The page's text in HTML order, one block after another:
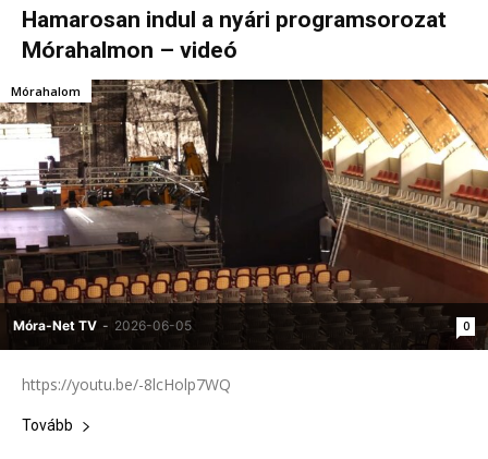
Hamarosan indul a nyári programsorozat
Mórahalmon – videó
Móra-Net TV - 2026-06-05 0
Mórahalom
https://youtu.be/-8lcHolp7WQ
Tovább